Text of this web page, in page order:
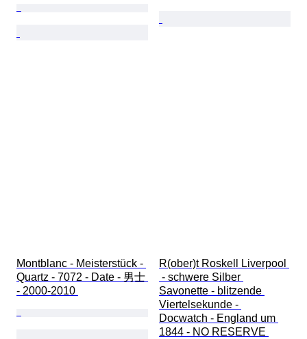
Montblanc - Meisterstück -
Quartz - 7072 - Date - 男士
- 2000-2010
R(ober)t Roskell Liverpool
- schwere Silber
Savonette - blitzende
Viertelsekunde -
Docwatch - England um
1844 - NO RESERVE